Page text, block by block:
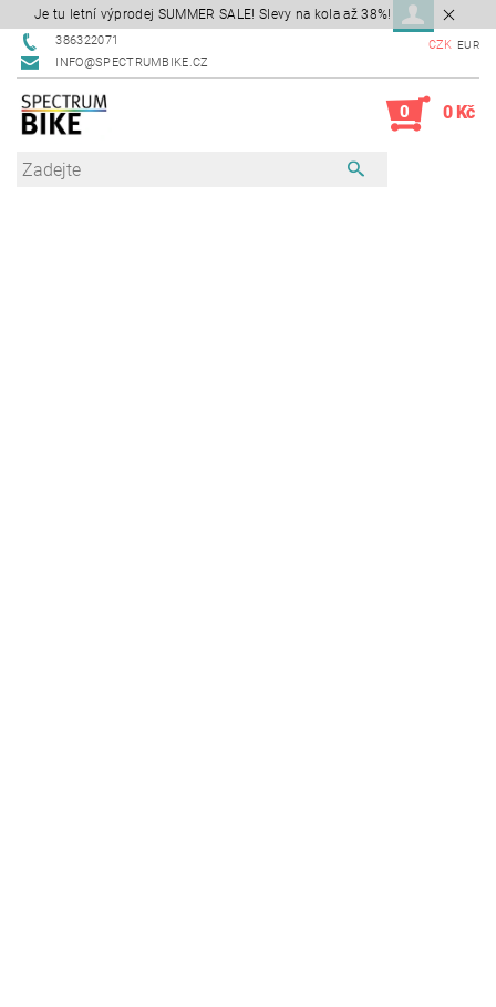
Je tu letní výprodej SUMMER SALE! Slevy na kola až 38%!
386322071
INFO@SPECTRUMBIKE.CZ
CZK EUR
0 0 Kč